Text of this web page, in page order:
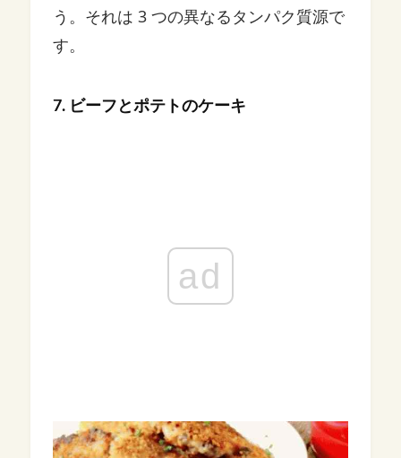
う。それは 3 つの異なるタンパク質源で
す。
7. ビーフとポテトのケーキ
ad